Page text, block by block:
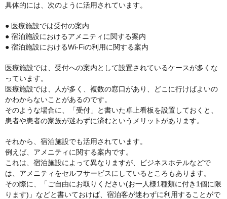
具体的には、次のように活用されています。
● 医療施設では受付の案内
● 宿泊施設におけるアメニティに関する案内
● 宿泊施設におけるWi-Fiの利用に関する案内
医療施設では、受付への案内として設置されているケースが多くな
っています。
医療施設では、人が多く、複数の窓口があり、どこに行けばよいの
かわからないことがあるのです。
そのような場合に、「受付」と書いた卓上看板を設置しておくと、
患者や患者の家族が迷わずに済むというメリットがあります。
それから、宿泊施設でも活用されています。
例えば、アメニティに関する案内です。
これは、宿泊施設によって異なりますが、ビジネスホテルなどで
は、アメニティをセルフサービスにしているところもあります。
その際に、「ご自由にお取りください(お一人様1種類に付き1個に限
ります)」などと書いておけば、宿泊客が迷わずに利用することがで